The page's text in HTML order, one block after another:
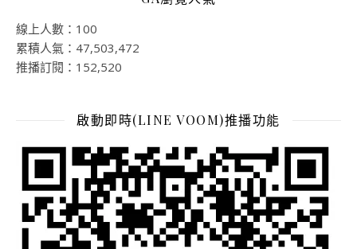
線上人數：100
累積人氣：47,503,472
推播訂閱：152,520
啟動即時(LINE VOOM)推播功能